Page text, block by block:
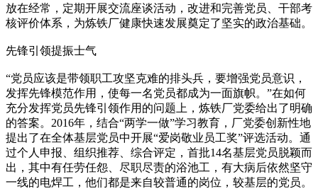
放在经常，定期开展交流座谈活动，改进和完善党员、干部考
核评价体系，为炼铁厂健康快速发展奠定了坚实的政治基础。
先锋引领提振士气
“党员应该是带领职工攻坚克难的排头兵，要增强党员意识，
发挥先锋模范作用，使每一名党员都成为一面旗帜。”在如何
充分发挥党员先锋引领作用的问题上，炼铁厂党委给出了明确
的答案。2016年，结合“两学一做”学习教育，厂党委创新性地
提出了在全体基层党员中开展“爱岗敬业员工奖”评选活动。通
过个人申报、组织推荐、综合评定，首批14名基层党员脱颖而
出，其中有任劳任怨、尽职尽责的浴池工，有大病后依然坚守
一线的电焊工，他们都是来自较普通的岗位，较基层的党员。